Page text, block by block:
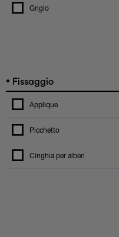
Grigio
• Fissaggio
Applique
Picchetto
Cinghia per alberi